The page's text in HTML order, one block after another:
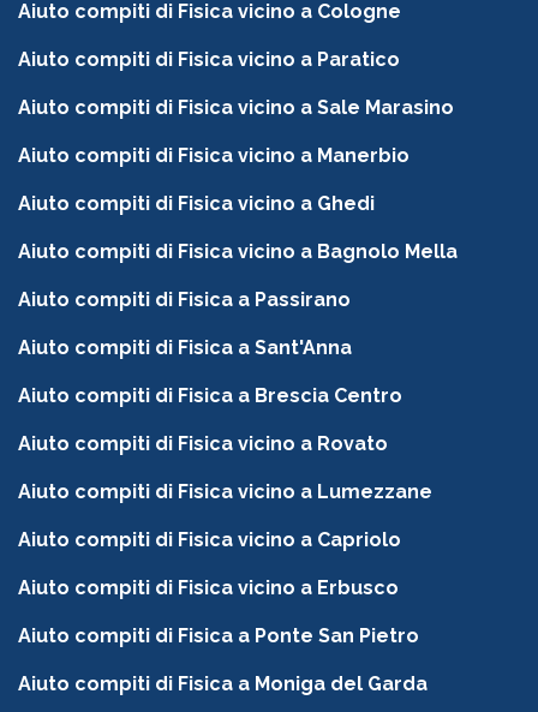
Aiuto compiti di Fisica vicino a Cologne
Aiuto compiti di Fisica vicino a Paratico
Aiuto compiti di Fisica vicino a Sale Marasino
Aiuto compiti di Fisica vicino a Manerbio
Aiuto compiti di Fisica vicino a Ghedi
Aiuto compiti di Fisica vicino a Bagnolo Mella
Aiuto compiti di Fisica a Passirano
Aiuto compiti di Fisica a Sant'Anna
Aiuto compiti di Fisica a Brescia Centro
Aiuto compiti di Fisica vicino a Rovato
Aiuto compiti di Fisica vicino a Lumezzane
Aiuto compiti di Fisica vicino a Capriolo
Aiuto compiti di Fisica vicino a Erbusco
Aiuto compiti di Fisica a Ponte San Pietro
Aiuto compiti di Fisica a Moniga del Garda